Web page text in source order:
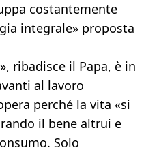
costantemente
integrale» proposta
ribadisce il Papa, è in
al lavoro
perché la vita «si
il bene altrui e
Solo